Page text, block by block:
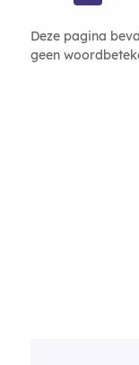
Deze pagina
geen